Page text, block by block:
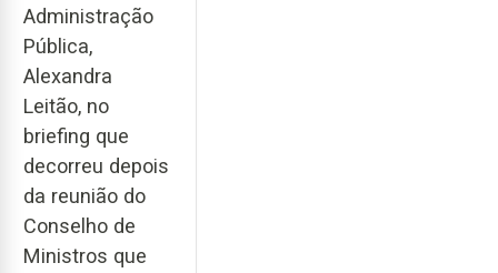
Administração
Pública,
Alexandra
Leitão, no
briefing que
decorreu depois
da reunião do
Conselho de
Ministros que